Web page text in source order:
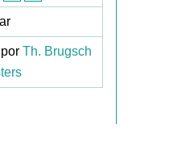
porTh. Brugsch